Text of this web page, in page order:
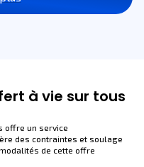
à vie sur tous
offre un service
des contraintes et soulage
de cette offre